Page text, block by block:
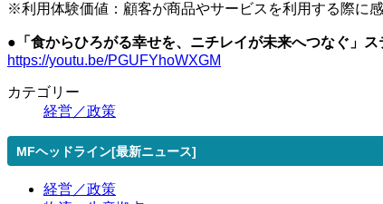
※利用体験価値：顧客が商品やサービスを利用する際に
●「食からひろがる幸せを、ニチレイが未来へつなぐ」ス
https://youtu.be/PGUFYhoWXGM
カテゴリー
経営／政策
MFヘッドライン[最新ニュース]
経営／政策